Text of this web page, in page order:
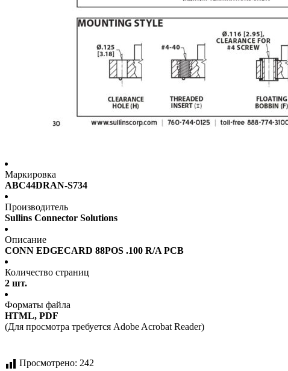
Маркировка
ABC44DRAN-S734
Производитель
Sullins Connector Solutions
Описание
CONN EDGECARD 88POS .100 R/A PCB
Количество страниц
2 шт.
Форматы файла
HTML, PDF
(Для просмотра требуется Adobe Acrobat Reader)
Просмотрено: 242